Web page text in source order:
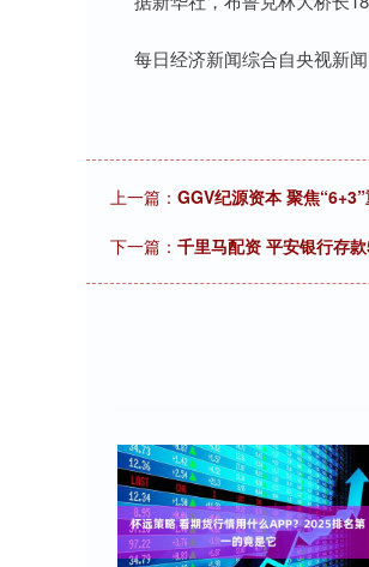
每日经济新闻综合自央视新闻
上一篇： GGV纪源资本 聚焦
下一篇： 千里马配资 平安银行存